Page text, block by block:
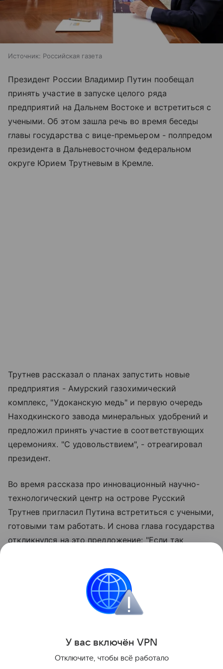
Источник: Российская газета
Президент России Владимир Путин пообещал
принять участие в запуске целого ряда
предприятий на Дальнем Востоке и встретиться с
учеными. Об этом зашла речь во время беседы
главы государства с вице-премьером - полпредом
президента в Дальневосточном федеральном
округе Юрием Трутневым в Кремле.
Трутнев рассказал о планах запустить новые
предприятия - Амурский газохимический
комплекс, "Удоканскую медь" и первую очередь
Находкинского завода минеральных удобрений и
предложил принять участие в соответствующих
церемониях. "С удовольствием", - отреагировал
президент.
Во время рассказа про инновационный научно-
технологический центр на острове Русский
Трутнев пригласил Путина встретиться с учеными,
готовыми там работать. И снова глава государства
откликнулся на это предложение: "Если так
Напомним, что в начале сентября президент
России собирается посетить Восточный
экономический форум.
Поделиться
У вас включён VPN
Отключите, чтобы всё работало